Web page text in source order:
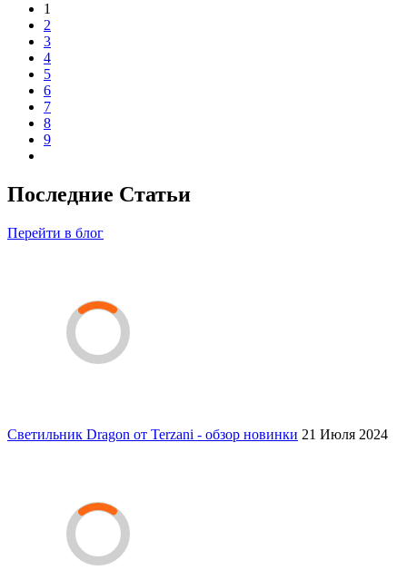
1
2
3
4
5
6
7
8
9
Последние Статьи
Перейти в блог
Светильник Dragon от Terzani - обзор новинки 21 Июля 2024